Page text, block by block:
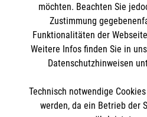
Malteser Deutschland
Malteserorden
Malteser International
Soziale Netzwerke
möchten. Beachten Sie
Zustimmung
Funktionalitäten der
Weitere Infos finden Sie in
Datenschutzhinweisen
Technisch notwendige
werden, da ein Betrieb der